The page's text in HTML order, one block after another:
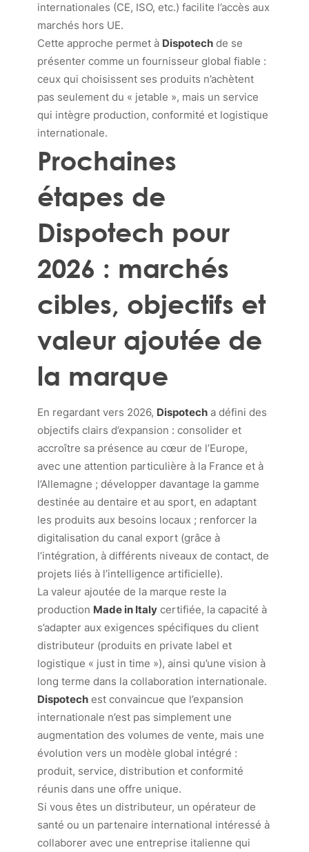
internationales (CE, ISO, etc.) facilite l’accès aux
marchés hors UE.
Cette approche permet à Dispotech de se
présenter comme un fournisseur global fiable :
ceux qui choisissent ses produits n’achètent
pas seulement du « jetable », mais un service
qui intègre production, conformité et logistique
internationale.
Prochaines
étapes de
Dispotech pour
2026 : marchés
cibles, objectifs et
valeur ajoutée de
la marque
En regardant vers 2026, Dispotech a défini des
objectifs clairs d’expansion : consolider et
accroître sa présence au cœur de l’Europe,
avec une attention particulière à la France et à
l’Allemagne ; développer davantage la gamme
destinée au dentaire et au sport, en adaptant
les produits aux besoins locaux ; renforcer la
digitalisation du canal export (grâce à
l’intégration, à différents niveaux de contact, de
projets liés à l’intelligence artificielle).
La valeur ajoutée de la marque reste la
production Made in Italy certifiée, la capacité à
s’adapter aux exigences spécifiques du client
distributeur (produits en private label et
logistique « just in time »), ainsi qu’une vision à
long terme dans la collaboration internationale.
Dispotech est convaincue que l’expansion
internationale n’est pas simplement une
augmentation des volumes de vente, mais une
évolution vers un modèle global intégré :
produit, service, distribution et conformité
réunis dans une offre unique.
Si vous êtes un distributeur, un opérateur de
santé ou un partenaire international intéressé à
collaborer avec une entreprise italienne qui